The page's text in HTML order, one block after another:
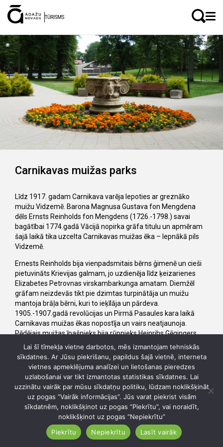
TŪRISMS
LV EN
Carnikavas muižas parks
Līdz 1917. gadam Carnikava varēja lepoties ar greznāko
muižu Vidzemē. Barona Magnusa Gustava fon Mengdena
dēls Ernsts Reinholds fon Mengdens (1726.-1798.) savai
bagātībai 1774.gadā Vācijā nopirka grāfa titulu un apmēram
šajā laikā tika uzcelta Carnikavas muižas ēka – lepnākā pils
Vidzemē.
Ernests Reinholds bija vienpadsmitais bērns ģimenē un cieši
pietuvināts Krievijas galmam, jo uzdienēja līdz ķeizarienes
Elizabetes Petrovnas virskambarkunga amatam. Diemžēl
grāfam neizdevās tikt pie dzimtas turpinātāja un muižu
mantoja brāļa bērni, kuri to ieķīlāja un pārdeva.
1905.-1907.gadā revolūcijas un Pirmā Pasaules kara laikā
Carnikavas muižas ēkas nopostīja un vairs neatjaunoja.
Pēdējais muižas īpašnieks bija rūpnieks Heinrihs Gēgingers.
Divi Carnikavas pils kolonnu kapiteļi pārvesti uz Latvijas
Universitātes kāpnēm Merķeļa ielā. Vairāki kapiteļi iemūrēti
kādreizējās Ādažu skolas sienā. Pašas Carnikavas pils vietā
tagad paceļas vien zaļš uzkalniņš. Muižas parks 2005.gadā
atjaunots un labiekārtots. Parka vidū var apskatīt pēdējo
muižas liecinieku – kapiteli 18.gs. 80.g. (valsts nozīmes
mākslas pieminekli), savukārt kultūras nama „Ozolaine” ēka
uzcelta klēts vietā. Parkā ir arī piemiņas vieta 1919.gadā
baltgvardu nošautajiem 12 revolucionāriem un 1944. gada
kaujās Rīgas pievārtē kritušo padomju karavīru brāļu kapi.
Lai šī tīmekļa vietne darbotos, mēs izmantojam tehniskās
sīkdatnes. Ar Jūsu piekrišanu, papildus šajā vietnē, interneta
vietnes apmeklējuma analīzei un lietošanas pieredzes
uzlabošanai var tikt izmantotas statistikas sīkdatnes. Lai
uzzinātu vairāk par mūsu sīkdatņu politiku, lūdzam noklikšķināt
uz pogas “Vairāk informācijas”. Jūs varat piekrist visām
sīkdatnēm, noklikšķinot uz pogas “Piekrītu”, vai noraidīt,
noklikšķinot uz pogas “Nepiekrītu”
Piekrītu
Nepiekrītu Lasīt vairāk